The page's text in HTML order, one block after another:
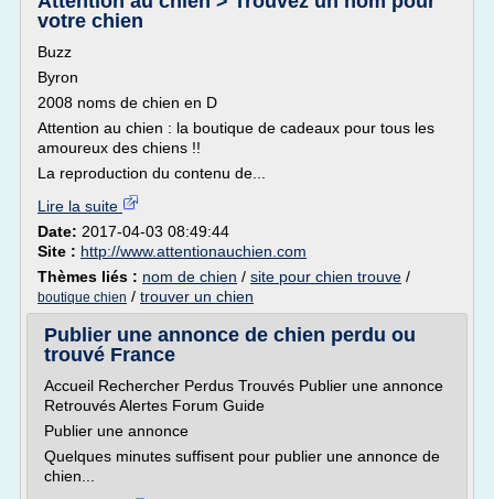
votre chien
Buzz
Byron
2008 noms de chien en D
Attention au chien : la boutique de cadeaux pour tous les
amoureux des chiens !!
La reproduction du contenu de...
Lire la suite
Date: 2017-04-03 08:49:44
Site : http://www.attentionauchien.com
Thèmes liés : nom de chien / site pour chien trouve /
boutique chien / trouver un chien
Publier une annonce de chien perdu ou
trouvé France
Accueil Rechercher Perdus Trouvés Publier une annonce
Retrouvés Alertes Forum Guide
Publier une annonce
Quelques minutes suffisent pour publier une annonce de
chien...